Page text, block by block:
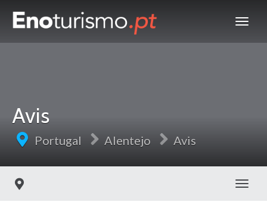
Avis
Portugal Alentejo Avis